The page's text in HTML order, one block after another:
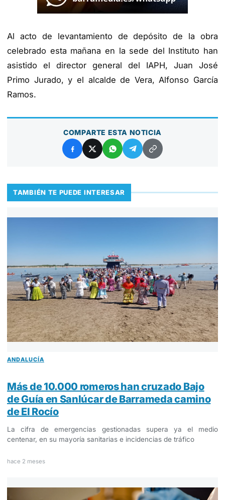
Al acto de levantamiento de depósito de la obra
celebrado esta mañana en la sede del Instituto han
asistido el director general del IAPH, Juan José
Primo Jurado, y el alcalde de Vera, Alfonso García
Ramos.
COMPARTE ESTA NOTICIA
TAMBIÉN TE PUEDE INTERESAR
ANDALUCÍA
Más de 10.000 romeros han cruzado Bajo
de Guía en Sanlúcar de Barrameda camino
de El Rocío
La cifra de emergencias gestionadas supera ya el medio
centenar, en su mayoría sanitarias e incidencias de tráfico
hace 2 meses